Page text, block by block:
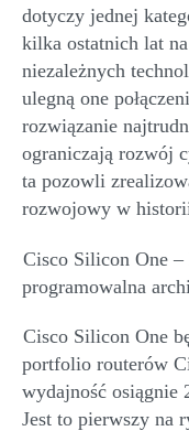
dotyczy jednej
kilka ostatnich lat
niezależnych
ulegną one
rozwiązanie
ograniczają rozwój
ta pozowli
rozwojowy w historii
Cisco Silicon One –
programowalna
Cisco Silicon One
portfolio routerów
wydajność osiągnie
Jest to pierwszy na